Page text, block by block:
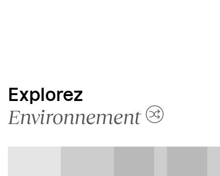
Explorez
Environnement